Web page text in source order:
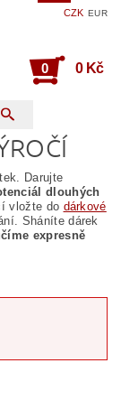
CZK EUR
0 0 Kč
Darujte
dlouhých
vložte do dárkové
Sháníte dárek
expresně